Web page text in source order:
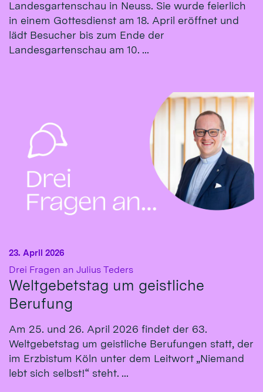
Landesgartenschau in Neuss. Sie wurde feierlich
in einem Gottesdienst am 18. April eröffnet und
lädt Besucher bis zum Ende der
Landesgartenschau am 10. ...
Drei Fragen an Julius Teders:
Weltgebetstag um geistliche
Berufung
23. April 2026
Am 25. und 26. April 2026 findet der 63.
Weltgebetstag um geistliche Berufungen statt, der
im Erzbistum Köln unter dem Leitwort „Niemand
lebt sich selbst!“ steht. ...